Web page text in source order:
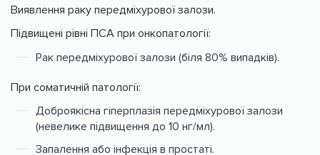
Виявлення раку передміхурової залози.
Підвищені рівні ПСА при онкопатології:
Рак передміхурової залози (біля 80% випадків).
При соматичній патології:
Доброякісна гіперплазія передміхурової залози
(невелике підвищення до 10 нг/мл).
Запалення або інфекція в простаті.